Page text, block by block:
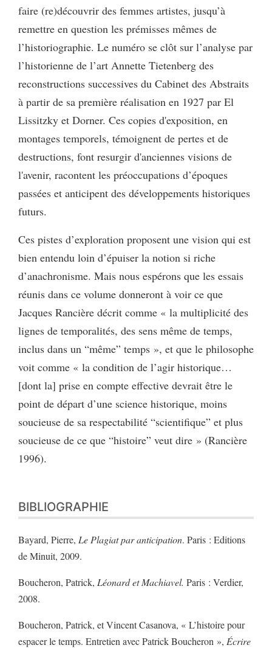
faire (re)découvrir des femmes artistes, jusqu’à
remettre en question les prémisses mêmes de
l’historiographie. Le numéro se clôt sur l’analyse par
l’historienne de l’art Annette Tietenberg des
reconstructions successives du Cabinet des Abstraits
à partir de sa première réalisation en 1927 par El
Lissitzky et Dorner. Ces copies d'exposition, en
montages temporels, témoignent de pertes et de
destructions, font resurgir d'anciennes visions de
l'avenir, racontent les préoccupations d’époques
passées et anticipent des développements historiques
futurs.
Ces pistes d’exploration proposent une vision qui est
bien entendu loin d’épuiser la notion si riche
d’anachronisme. Mais nous espérons que les essais
réunis dans ce volume donneront à voir ce que
Jacques Rancière décrit comme « la multiplicité des
lignes de temporalités, des sens même de temps,
inclus dans un “même” temps », et que le philosophe
voit comme « la condition de l’agir historique…
[dont la] prise en compte effective devrait être le
point de départ d’une science historique, moins
soucieuse de sa respectabilité “scientifique” et plus
soucieuse de ce que “histoire” veut dire » (Rancière
1996).
BIBLIOGRAPHIE
Bayard, Pierre, Le Plagiat par anticipation. Paris : Editions
de Minuit, 2009.
Boucheron, Patrick, Léonard et Machiavel. Paris : Verdier,
2008.
Boucheron, Patrick, et Vincent Casanova, « L’histoire pour
espacer le temps. Entretien avec Patrick Boucheron », Écrire